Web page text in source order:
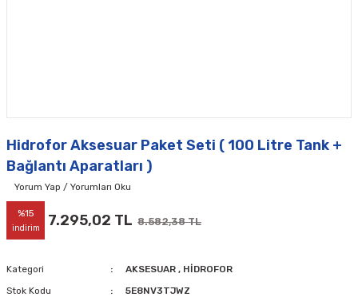
Hidrofor Aksesuar Paket Seti ( 100 Litre Tank +
Bağlantı Aparatları )
Yorum Yap / Yorumları Oku
%15
indirim 7.295,02 TL 8.582,38 TL
Kategori AKSESUAR , HİDROFOR
Stok Kodu
5E8NV3TJWZ